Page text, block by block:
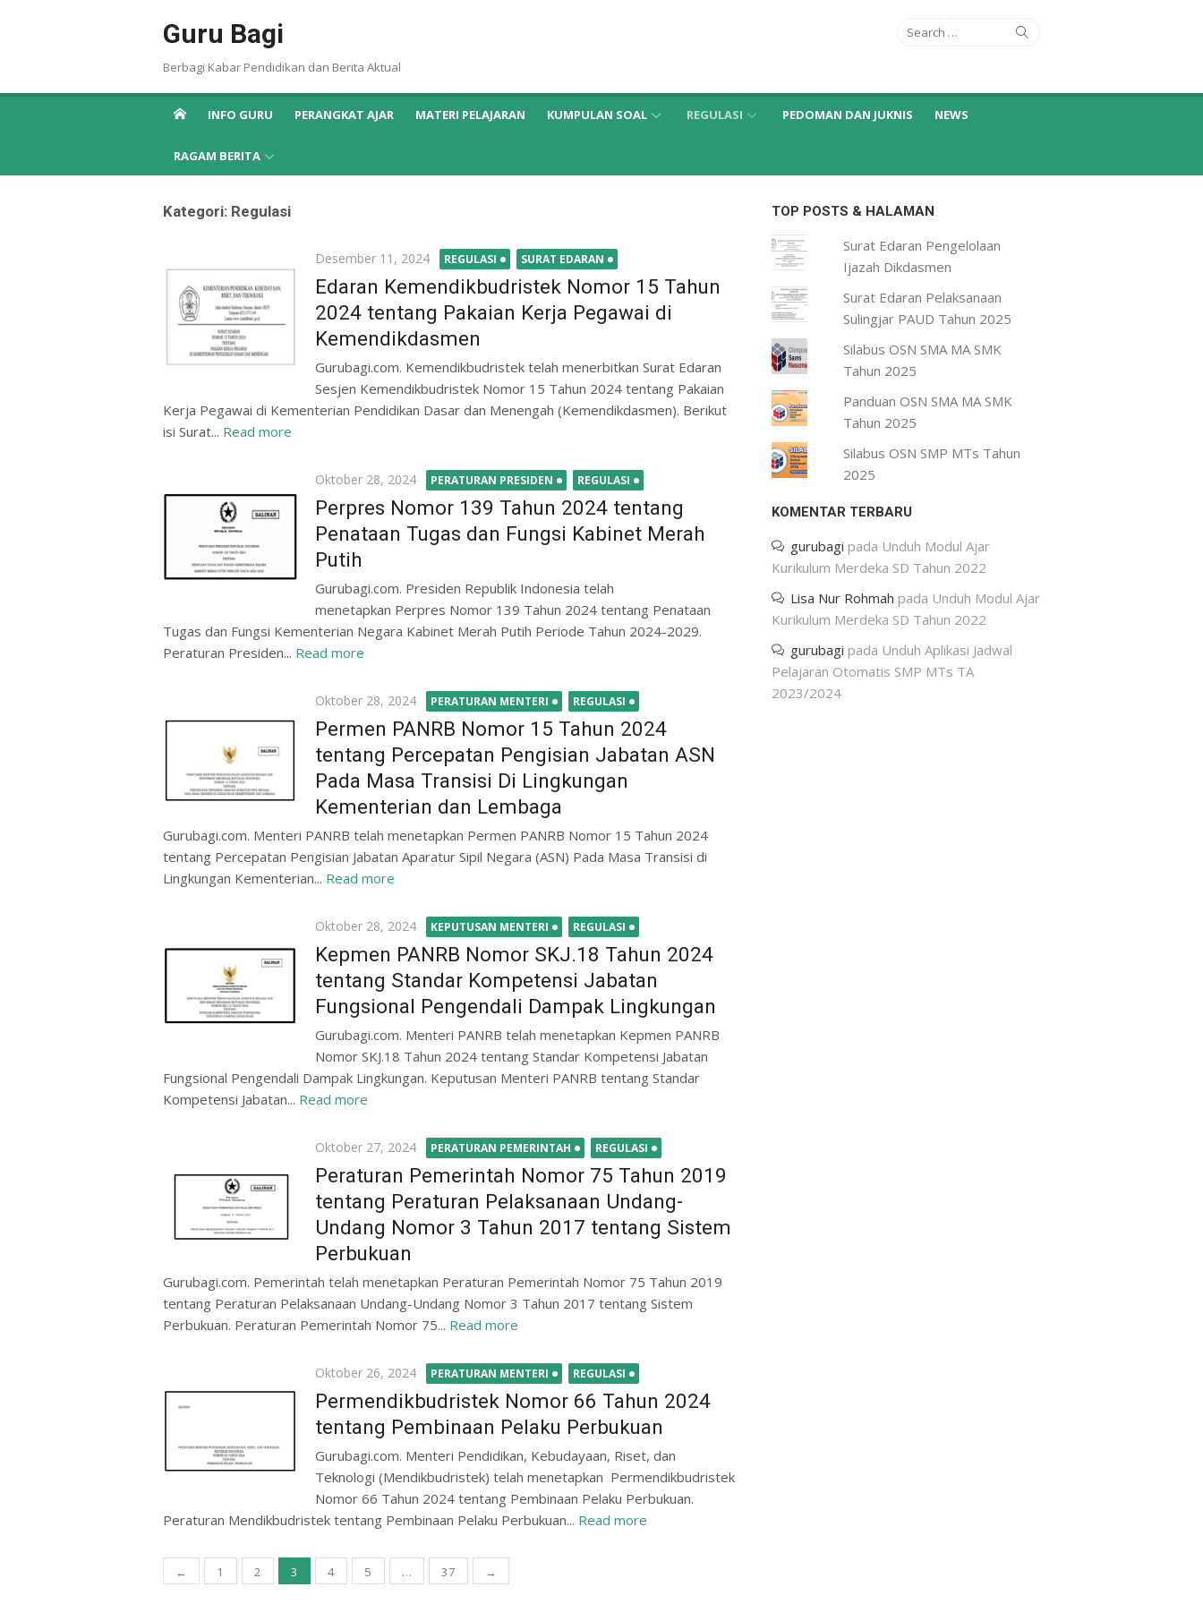
Guru Bagi
Berbagi Kabar Pendidikan dan Berita Aktual
Search
INFO GURU PERANGKAT AJAR MATERI PELAJARAN KUMPULAN SOAL REGULASI PEDOMAN DAN JUKNIS NEWS
RAGAM BERITA
Kategori: Regulasi
Posted
on
Desember 11, 2024 REGULASI SURAT EDARAN
Edaran Kemendikbudristek Nomor 15 Tahun
2024 tentang Pakaian Kerja Pegawai di
Kemendikdasmen
Gurubagi.com. Kemendikbudristek telah menerbitkan Surat Edaran
Sesjen Kemendikbudristek Nomor 15 Tahun 2024 tentang Pakaian
Kerja Pegawai di Kementerian Pendidikan Dasar dan Menengah (Kemendikdasmen). Berikut
isi Surat... Read more
Posted
on
Oktober 28, 2024 PERATURAN PRESIDEN REGULASI
Perpres Nomor 139 Tahun 2024 tentang
Penataan Tugas dan Fungsi Kabinet Merah
Putih
Gurubagi.com. Presiden Republik Indonesia telah
menetapkan Perpres Nomor 139 Tahun 2024 tentang Penataan
Tugas dan Fungsi Kementerian Negara Kabinet Merah Putih Periode Tahun 2024-2029.
Peraturan Presiden... Read more
Posted
on
Oktober 28, 2024 PERATURAN MENTERI REGULASI
Permen PANRB Nomor 15 Tahun 2024
tentang Percepatan Pengisian Jabatan ASN
Pada Masa Transisi Di Lingkungan
Kementerian dan Lembaga
Gurubagi.com. Menteri PANRB telah menetapkan Permen PANRB Nomor 15 Tahun 2024
tentang Percepatan Pengisian Jabatan Aparatur Sipil Negara (ASN) Pada Masa Transisi di
Lingkungan Kementerian... Read more
Posted
on
Oktober 28, 2024 KEPUTUSAN MENTERI REGULASI
Kepmen PANRB Nomor SKJ.18 Tahun 2024
tentang Standar Kompetensi Jabatan
Fungsional Pengendali Dampak Lingkungan
Gurubagi.com. Menteri PANRB telah menetapkan Kepmen PANRB
Nomor SKJ.18 Tahun 2024 tentang Standar Kompetensi Jabatan
Fungsional Pengendali Dampak Lingkungan. Keputusan Menteri PANRB tentang Standar
Kompetensi Jabatan... Read more
Posted
on
Oktober 27, 2024 PERATURAN PEMERINTAH REGULASI
Peraturan Pemerintah Nomor 75 Tahun 2019
tentang Peraturan Pelaksanaan Undang-
Undang Nomor 3 Tahun 2017 tentang Sistem
Perbukuan
Gurubagi.com. Pemerintah telah menetapkan Peraturan Pemerintah Nomor 75 Tahun 2019
tentang Peraturan Pelaksanaan Undang-Undang Nomor 3 Tahun 2017 tentang Sistem
Perbukuan. Peraturan Pemerintah Nomor 75... Read more
Posted
on
Oktober 26, 2024 PERATURAN MENTERI REGULASI
Permendikbudristek Nomor 66 Tahun 2024
tentang Pembinaan Pelaku Perbukuan
Gurubagi.com. Menteri Pendidikan, Kebudayaan, Riset, dan
Teknologi (Mendikbudristek) telah menetapkan Permendikbudristek
Nomor 66 Tahun 2024 tentang Pembinaan Pelaku Perbukuan.
Peraturan Mendikbudristek tentang Pembinaan Pelaku Perbukuan... Read more
Paginasi
← 1 2 3 4 5 … 37 →
TOP POSTS & HALAMAN
Surat Edaran Pengelolaan
Ijazah Dikdasmen
Surat Edaran Pelaksanaan
Sulingjar PAUD Tahun 2025
Silabus OSN SMA MA SMK
Tahun 2025
Panduan OSN SMA MA SMK
Tahun 2025
Silabus OSN SMP MTs Tahun
2025
KOMENTAR TERBARU
gurubagi pada Unduh Modul Ajar
Kurikulum Merdeka SD Tahun 2022
Lisa Nur Rohmah pada Unduh Modul Ajar
Kurikulum Merdeka SD Tahun 2022
gurubagi pada Unduh Aplikasi Jadwal
Pelajaran Otomatis SMP MTs TA
2023/2024